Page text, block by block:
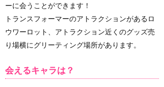
ーに会うことができます！
トランスフォーマーのアトラクションがあるロ
ウワーロット、アトラクション近くのグッズ売
り場横にグリーティング場所があります。
会えるキャラは？